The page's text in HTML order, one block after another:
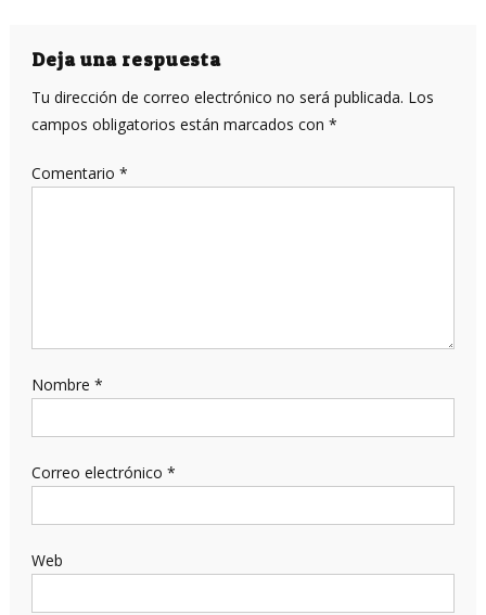
entradas
Deja una respuesta
Tu dirección de correo electrónico no será publicada. Los
campos obligatorios están marcados con *
Comentario *
Nombre *
Correo electrónico *
Web